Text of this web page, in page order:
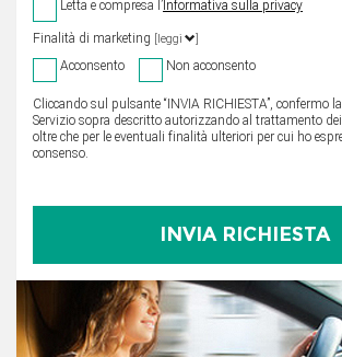
Letta e compresa l’ Informativa sulla privacy
Finalità di marketing [leggi
Acconsento Non acconsento
Cliccando sul pulsante “INVIA RICHIESTA”, confermo
Servizio sopra descritto autorizzando al trattamento
oltre che per le eventuali finalità ulteriori per cui ho
consenso.